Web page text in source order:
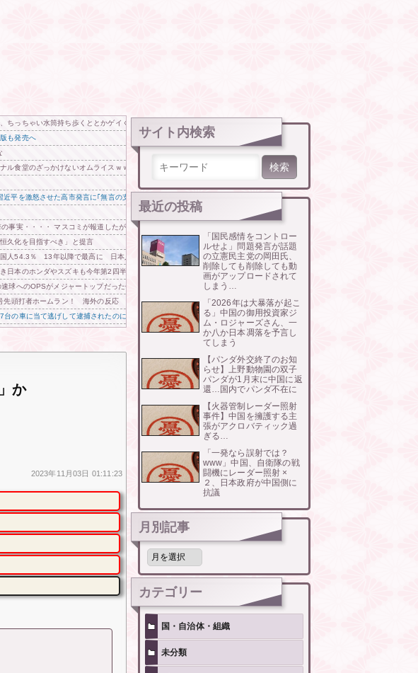
ろでした」
ちっちゃい水筒持ち歩くととかゲイくせぇ」
も発売へ
ル食堂のざっかけないオムライスｗｗｗｗｗｗｗｗｗｗ
平を激怒させた高市発言に｢無言の支持｣を示した国の大胆な手法
事実・・・・ マスコミが報道したがらないわけだわ
久化を目指すべき」と提言
国人54.3％ 13年以降で最高に 日本人の韓国好感度は35.3％
日本のホンダやスズキも今年第2四半期に大幅な黒字を記録！」→「あまりにも見事なV字回復‥」
球へのOPSがメジャートップだった件「みんな手のひら返しをしている」
先頭打者ホームラン！ 海外の反応
の車に当て逃げして逮捕されたのに「また日本は嫌韓しようとしている」と決めつけて責任転嫁
か
2023年11月03日 01:11:23
サイト内検索
最近の投稿
「国民感情をコントロー
ルせよ」問題発言が話題
の立憲民主党の岡田氏、
削除しても削除しても動
画がアップロードされて
しまう…
「2026年は大暴落が起こ
る」中国の御用投資家ジ
ム・ロジャーズさん、一
か八か日本凋落を予言し
てしまう
【パンダ外交終了のお知
らせ】上野動物園の双子
パンダが1月末に中国に返
還…国内でパンダ不在に
【火器管制レーダー照射
事件】中国を擁護する主
張がアクロバティック過
ぎる…
「一発なら誤射では？
www」中国、自衛隊の戦
闘機にレーダー照射 ×
２、日本政府が中国側に
抗議
月別記事
月
記
事
カテゴリー
国・自治体・組織
未分類